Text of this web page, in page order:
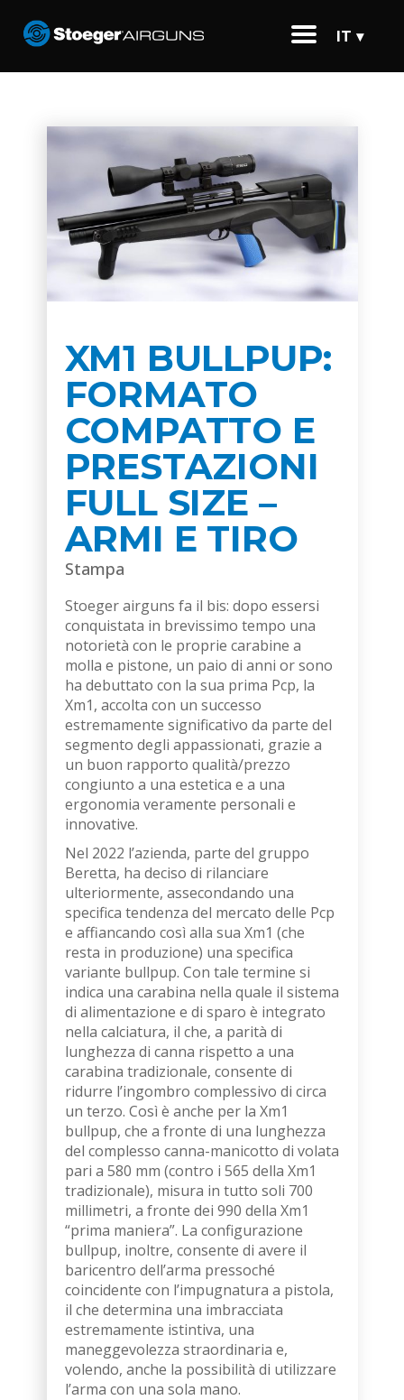
IT ▾
XM1 BULLPUP:
FORMATO
COMPATTO E
PRESTAZIONI
FULL SIZE –
ARMI E TIRO
Stampa
Stoeger airguns fa il bis: dopo essersi
conquistata in brevissimo tempo una
notorietà con le proprie carabine a
molla e pistone, un paio di anni or sono
ha debuttato con la sua prima Pcp, la
Xm1, accolta con un successo
estremamente significativo da parte del
segmento degli appassionati, grazie a
un buon rapporto qualità/prezzo
congiunto a una estetica e a una
ergonomia veramente personali e
innovative.
Nel 2022 l’azienda, parte del gruppo
Beretta, ha deciso di rilanciare
ulteriormente, assecondando una
specifica tendenza del mercato delle Pcp
e affiancando così alla sua Xm1 (che
resta in produzione) una specifica
variante bullpup. Con tale termine si
indica una carabina nella quale il sistema
di alimentazione e di sparo è integrato
nella calciatura, il che, a parità di
lunghezza di canna rispetto a una
carabina tradizionale, consente di
ridurre l’ingombro complessivo di circa
un terzo. Così è anche per la Xm1
bullpup, che a fronte di una lunghezza
del complesso canna-manicotto di volata
pari a 580 mm (contro i 565 della Xm1
tradizionale), misura in tutto soli 700
millimetri, a fronte dei 990 della Xm1
“prima maniera”. La configurazione
bullpup, inoltre, consente di avere il
baricentro dell’arma pressoché
coincidente con l’impugnatura a pistola,
il che determina una imbracciata
estremamente istintiva, una
maneggevolezza straordinaria e,
volendo, anche la possibilità di utilizzare
l’arma con una sola mano.